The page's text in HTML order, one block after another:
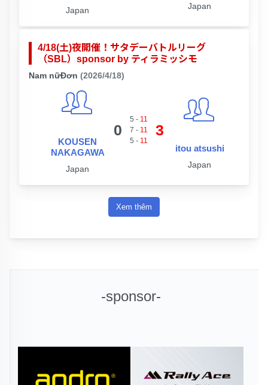
Japan Japan
4/18(土)夜開催！サタデーバトルリーグ
（SBL）sponsor by ティラミッシモ
Nam nữĐơn (2026/4/18)
KOUSEN
NAKAGAWA
Japan
0
5 - 11
7 - 11
5 - 11
3
itou atsushi
Japan
Xem thêm
-sponsor-